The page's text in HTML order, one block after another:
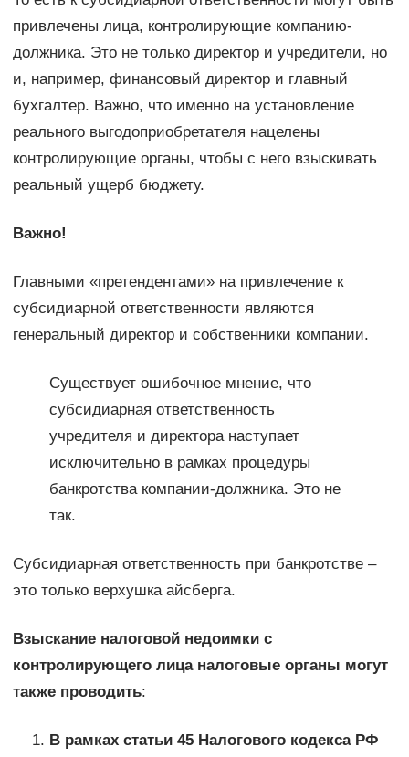
привлечены лица, контролирующие компанию-
должника. Это не только директор и учредители, но
и, например, финансовый директор и главный
бухгалтер. Важно, что именно на установление
реального выгодоприобретателя нацелены
контролирующие органы, чтобы с него взыскивать
реальный ущерб бюджету.
Важно!
Главными «претендентами» на привлечение к
субсидиарной ответственности являются
генеральный директор и собственники компании.
Существует ошибочное мнение, что
субсидиарная ответственность
учредителя и директора наступает
исключительно в рамках процедуры
банкротства компании-должника. Это не
так.
Субсидиарная ответственность при банкротстве –
это только верхушка айсберга.
Взыскание налоговой недоимки с
контролирующего лица налоговые органы могут
также проводить:
В рамках статьи 45 Налогового кодекса РФ